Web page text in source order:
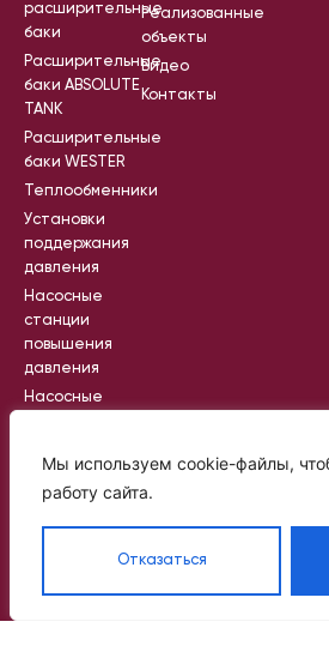
Мы используем cookie-файлы,
работу сайта.
Отказаться
расширительные
баки
Расширительные
баки ABSOLUTE
TANK
Расширительные
баки WESTER
Теплообменники
Установки
поддержания
давления
Насосные
станции
повышения
давления
Насосные
Промышленные
насосные
Реализованные
объекты
Видео
Контакты